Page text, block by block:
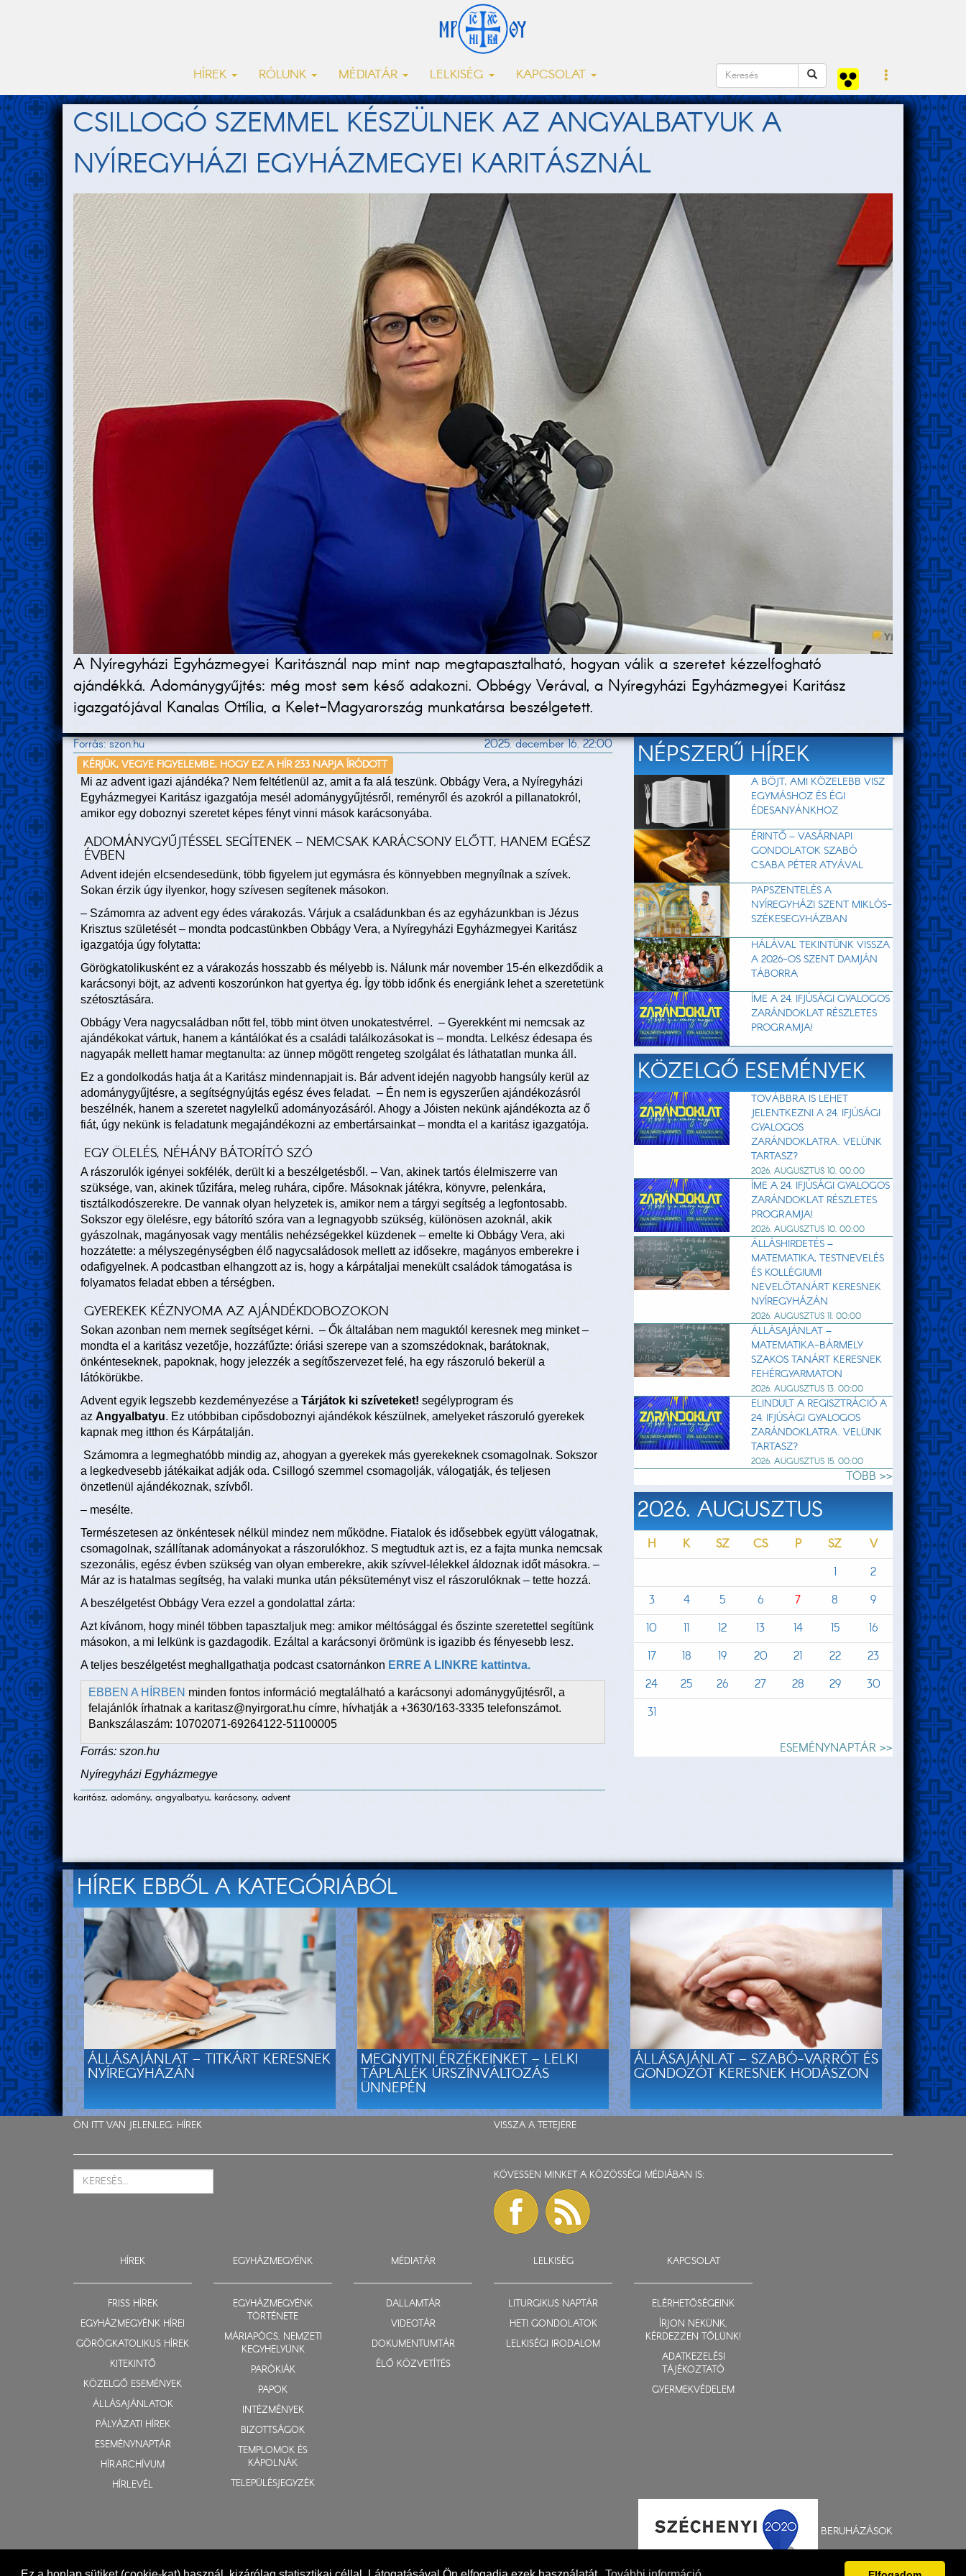
HÍREK RÓLUNK MÉDIATÁR LELKISÉG KAPCSOLAT
CSILLOGÓ SZEMMEL KÉSZÜLNEK AZ ANGYALBATYUK A
NYÍREGYHÁZI EGYHÁZMEGYEI KARITÁSZNÁL
A Nyíregyházi Egyházmegyei Karitásznál nap mint nap megtapasztalható, hogyan válik a szeretet kézzelfogható
ajándékká. Adománygyűjtés: még most sem késő adakozni. Obbégy Verával, a Nyíregyházi Egyházmegyei Karitász
igazgatójával Kanalas Ottília, a Kelet-Magyarország munkatársa beszélgetett.
Forrás: szon.hu 2025. december 16. 22:00
KÉRJÜK, VEGYE FIGYELEMBE, HOGY EZ A HÍR 233 NAPJA ÍRÓDOTT
Mi az advent igazi ajándéka? Nem feltétlenül az, amit a fa alá teszünk. Obbágy Vera, a Nyíregyházi
Egyházmegyei Karitász igazgatója mesél adománygyűjtésről, reményről és azokról a pillanatokról,
amikor egy doboznyi szeretet képes fényt vinni mások karácsonyába.
ADOMÁNYGYŰJTÉSSEL SEGÍTENEK – NEMCSAK KARÁCSONY ELŐTT, HANEM EGÉSZ
ÉVBEN
Advent idején elcsendesedünk, több figyelem jut egymásra és könnyebben megnyílnak a szívek.
Sokan érzik úgy ilyenkor, hogy szívesen segítenek másokon.
– Számomra az advent egy édes várakozás. Várjuk a családunkban és az egyházunkban is Jézus
Krisztus születését – mondta podcastünkben Obbágy Vera, a Nyíregyházi Egyházmegyei Karitász
igazgatója úgy folytatta:
Görögkatolikusként ez a várakozás hosszabb és mélyebb is. Nálunk már november 15-én elkezdődik a
karácsonyi böjt, az adventi koszorúnkon hat gyertya ég. Így több időnk és energiánk lehet a szeretetünk
szétosztására.
Obbágy Vera nagycsaládban nőtt fel, több mint ötven unokatestvérrel. – Gyerekként mi nemcsak az
ajándékokat vártuk, hanem a kántálókat és a családi találkozásokat is – mondta. Lelkész édesapa és
nagyapák mellett hamar megtanulta: az ünnep mögött rengeteg szolgálat és láthatatlan munka áll.
Ez a gondolkodás hatja át a Karitász mindennapjait is. Bár advent idején nagyobb hangsúly kerül az
adománygyűjtésre, a segítségnyújtás egész éves feladat. – Én nem is egyszerűen ajándékozásról
beszélnék, hanem a szeretet nagylelkű adományozásáról. Ahogy a Jóisten nekünk ajándékozta az ő
fiát, úgy nekünk is feladatunk megajándékozni az embertársainkat – mondta el a karitász igazgatója.
EGY ÖLELÉS, NÉHÁNY BÁTORÍTÓ SZÓ
A rászorulók igényei sokfélék, derült ki a beszélgetésből. – Van, akinek tartós élelmiszerre van
szüksége, van, akinek tűzifára, meleg ruhára, cipőre. Másoknak játékra, könyvre, pelenkára,
tisztálkodószerekre. De vannak olyan helyzetek is, amikor nem a tárgyi segítség a legfontosabb.
Sokszor egy ölelésre, egy bátorító szóra van a legnagyobb szükség, különösen azoknál, akik
gyászolnak, magányosak vagy mentális nehézségekkel küzdenek – emelte ki Obbágy Vera, aki
hozzátette: a mélyszegénységben élő nagycsaládosok mellett az idősekre, magányos emberekre i
odafigyelnek. A podcastban elhangzott az is, hogy a kárpátaljai menekült családok támogatása is
folyamatos feladat ebben a térségben.
GYEREKEK KÉZNYOMA AZ AJÁNDÉKDOBOZOKON
Sokan azonban nem mernek segítséget kérni. – Ők általában nem maguktól keresnek meg minket –
mondta el a karitász vezetője, hozzáfűzte: óriási szerepe van a szomszédoknak, barátoknak,
önkénteseknek, papoknak, hogy jelezzék a segítőszervezet felé, ha egy rászoruló bekerül a
látókörükbe.
Advent egyik legszebb kezdeményezése a Tárjátok ki szíveteket! segélyprogram és
az Angyalbatyu. Ez utóbbiban cipősdoboznyi ajándékok készülnek, amelyeket rászoruló gyerekek
kapnak meg itthon és Kárpátalján.
Számomra a legmeghatóbb mindig az, ahogyan a gyerekek más gyerekeknek csomagolnak. Sokszor
a legkedvesebb játékaikat adják oda. Csillogó szemmel csomagolják, válogatják, és teljesen
önzetlenül ajándékoznak, szívből.
– mesélte.
Természetesen az önkéntesek nélkül mindez nem működne. Fiatalok és idősebbek együtt válogatnak,
csomagolnak, szállítanak adományokat a rászorulókhoz. S megtudtuk azt is, ez a fajta munka nemcsak
szezonális, egész évben szükség van olyan emberekre, akik szívvel-lélekkel áldoznak időt másokra. –
Már az is hatalmas segítség, ha valaki munka után péksüteményt visz el rászorulóknak – tette hozzá.
A beszélgetést Obbágy Vera ezzel a gondolattal zárta:
Azt kívánom, hogy minél többen tapasztaljuk meg: amikor méltósággal és őszinte szeretettel segítünk
másokon, a mi lelkünk is gazdagodik. Ezáltal a karácsonyi örömünk is igazibb és fényesebb lesz.
A teljes beszélgetést meghallgathatja podcast csatornánkon ERRE A LINKRE kattintva.
EBBEN A HÍRBEN minden fontos információ megtalálható a karácsonyi adománygyűjtésről, a
felajánlók írhatnak a karitasz@nyirgorat.hu címre, hívhatják a +3630/163-3335 telefonszámot.
Bankszálaszám: 10702071-69264122-51100005
Forrás: szon.hu
Nyíregyházi Egyházmegye
karitász, adomány, angyalbatyu, karácsony, advent
NÉPSZERŰ HÍREK
A BÖJT, AMI KÖZELEBB VISZ
EGYMÁSHOZ ÉS ÉGI
ÉDESANYÁNKHOZ
ÉRINTŐ – VASÁRNAPI
GONDOLATOK SZABÓ
CSABA PÉTER ATYÁVAL
PAPSZENTELÉS A
NYÍREGYHÁZI SZENT MIKLÓS-
SZÉKESEGYHÁZBAN
HÁLÁVAL TEKINTÜNK VISSZA
A 2026-OS SZENT DAMJÁN
TÁBORRA
ÍME A 24. IFJÚSÁGI GYALOGOS
ZARÁNDOKLAT RÉSZLETES
PROGRAMJA!
KÖZELGŐ ESEMÉNYEK
TOVÁBBRA IS LEHET
JELENTKEZNI A 24. IFJÚSÁGI
GYALOGOS
ZARÁNDOKLATRA. VELÜNK
TARTASZ?
2026. AUGUSZTUS 10. 00:00
ÍME A 24. IFJÚSÁGI GYALOGOS
ZARÁNDOKLAT RÉSZLETES
PROGRAMJA!
2026. AUGUSZTUS 10. 00:00
ÁLLÁSHIRDETÉS –
MATEMATIKA, TESTNEVELÉS
ÉS KOLLÉGIUMI
NEVELŐTANÁRT KERESNEK
NYÍREGYHÁZÁN
2026. AUGUSZTUS 11. 00:00
ÁLLÁSAJÁNLAT –
MATEMATIKA-BÁRMELY
SZAKOS TANÁRT KERESNEK
FEHÉRGYARMATON
2026. AUGUSZTUS 13. 00:00
ELINDULT A REGISZTRÁCIÓ A
24. IFJÚSÁGI GYALOGOS
ZARÁNDOKLATRA. VELÜNK
TARTASZ?
2026. AUGUSZTUS 15. 00:00
TÖBB >>
2026. AUGUSZTUS
H K SZ CS P SZ
V
1
2
3
4 5 6 7 8
9
10
11 12 13 14 15
16
17
18 19 20 21 22
23
24
25 26 27 28 29
30
31
ESEMÉNYNAPTÁR >>
HÍREK EBBŐL A KATEGÓRIÁBÓL
ÁLLÁSAJÁNLAT – TITKÁRT KERESNEK
NYÍREGYHÁZÁN
MEGNYITNI ÉRZÉKEINKET – LELKI
TÁPLÁLÉK ÚRSZÍNVÁLTOZÁS
ÜNNEPÉN
ÁLLÁSAJÁNLAT – SZABÓ-VARRÓT ÉS
GONDOZÓT KERESNEK HODÁSZON
ÖN ITT VAN JELENLEG: HÍREK VISSZA A TETEJÉRE
KÖVESSEN MINKET A KÖZÖSSÉGI MÉDIÁBAN IS:
HÍREK
FRISS HÍREK
EGYHÁZMEGYÉNK HÍREI
GÖRÖGKATOLIKUS HÍREK
KITEKINTŐ
KÖZELGŐ ESEMÉNYEK
ÁLLÁSAJÁNLATOK
PÁLYÁZATI HÍREK
ESEMÉNYNAPTÁR
HÍRARCHÍVUM
HÍRLEVÉL
EGYHÁZMEGYÉNK
EGYHÁZMEGYÉNK
TÖRTÉNETE
MÁRIAPÓCS, NEMZETI
KEGYHELYÜNK
PARÓKIÁK
PAPOK
INTÉZMÉNYEK
BIZOTTSÁGOK
TEMPLOMOK ÉS
KÁPOLNÁK
TELEPÜLÉSJEGYZÉK
MÉDIATÁR
DALLAMTÁR
VIDEOTÁR
DOKUMENTUMTÁR
ÉLŐ KÖZVETÍTÉS
LELKISÉG
LITURGIKUS NAPTÁR
HETI GONDOLATOK
LELKISÉGI IRODALOM
KAPCSOLAT
ELÉRHETŐSÉGEINK
ÍRJON NEKÜNK,
KÉRDEZZEN TŐLÜNK!
ADATKEZELÉSI
TÁJÉKOZTATÓ
GYERMEKVÉDELEM
BERUHÁZÁSOK